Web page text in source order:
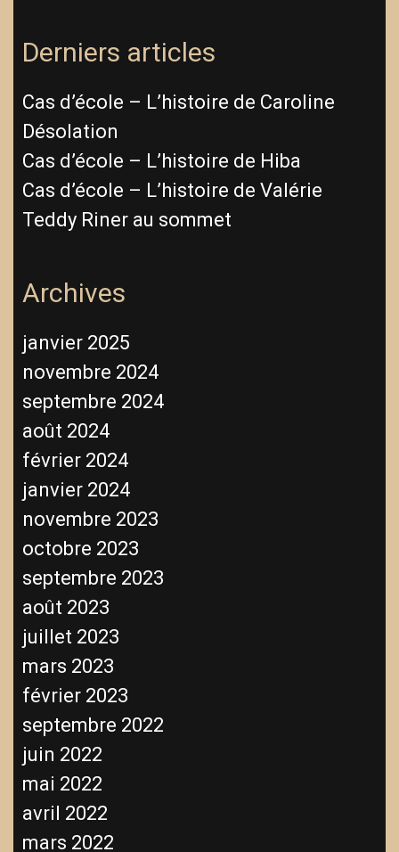
Derniers articles
Cas d’école – L’histoire de Caroline
Désolation
Cas d’école – L’histoire de Hiba
Cas d’école – L’histoire de Valérie
Teddy Riner au sommet
Archives
janvier 2025
novembre 2024
septembre 2024
août 2024
février 2024
janvier 2024
novembre 2023
octobre 2023
septembre 2023
août 2023
juillet 2023
mars 2023
février 2023
septembre 2022
juin 2022
mai 2022
avril 2022
mars 2022